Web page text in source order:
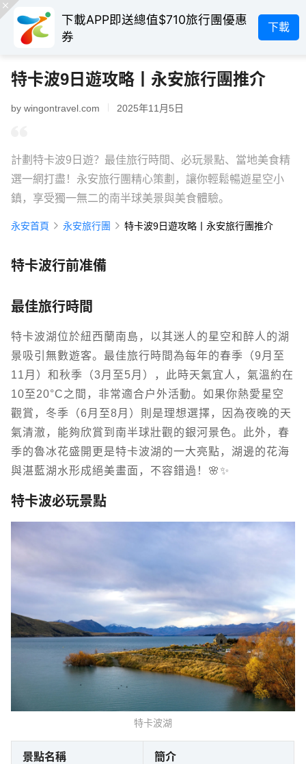
下載APP即送總值$710旅行團優惠
券
下載
特卡波9日遊攻略丨永安旅行團推介
by wingontravel.com 2025年11月5日
計劃特卡波9日遊？最佳旅行時間、必玩景點、當地美食精
選一網打盡！永安旅行團精心策劃，讓你輕鬆暢遊星空小
鎮，享受獨一無二的南半球美景與美食體驗。
永安首頁 永安旅行團 特卡波9日遊攻略丨永安旅行團推介
特卡波行前准備
最佳旅行時間
特卡波湖位於紐西蘭南島，以其迷人的星空和醉人的湖
景吸引無數遊客。最佳旅行時間為每年的春季（9月至
11月）和秋季（3月至5月），此時天氣宜人，氣溫約在
10至20°C之間，非常適合戶外活動。如果你熱愛星空
觀賞，冬季（6月至8月）則是理想選擇，因為夜晚的天
氣清澈，能夠欣賞到南半球壯觀的銀河景色。此外，春
季的魯冰花盛開更是特卡波湖的一大亮點，湖邊的花海
與湛藍湖水形成絕美畫面，不容錯過！🌸✨
特卡波必玩景點
特卡波湖
景點名稱 簡介